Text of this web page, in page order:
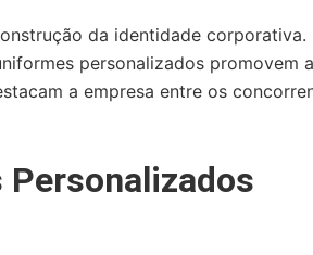
da identidade
personalizados promovem
a empresa entre os